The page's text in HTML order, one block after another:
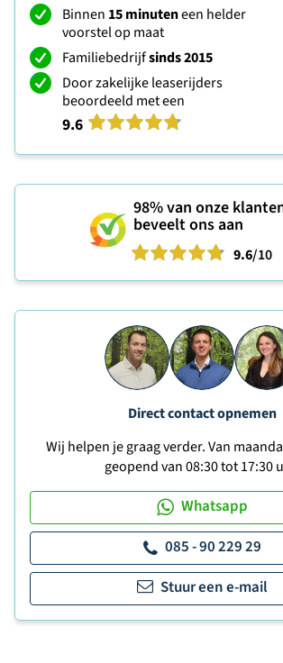
Binnen 15 minuteneen helder
voorstel op maat
Familiebedrijfsinds 2015
Door zakelijke leaserijders
beoordeeld met een
9.6
98%van onze
beveelt ons aan
9.6/10
Direct contact opnemen
Wij helpen je graag verder. Van
geopend van 08:30 tot 17:30
Whatsapp
085 - 90 229 29
Stuur een e-mail